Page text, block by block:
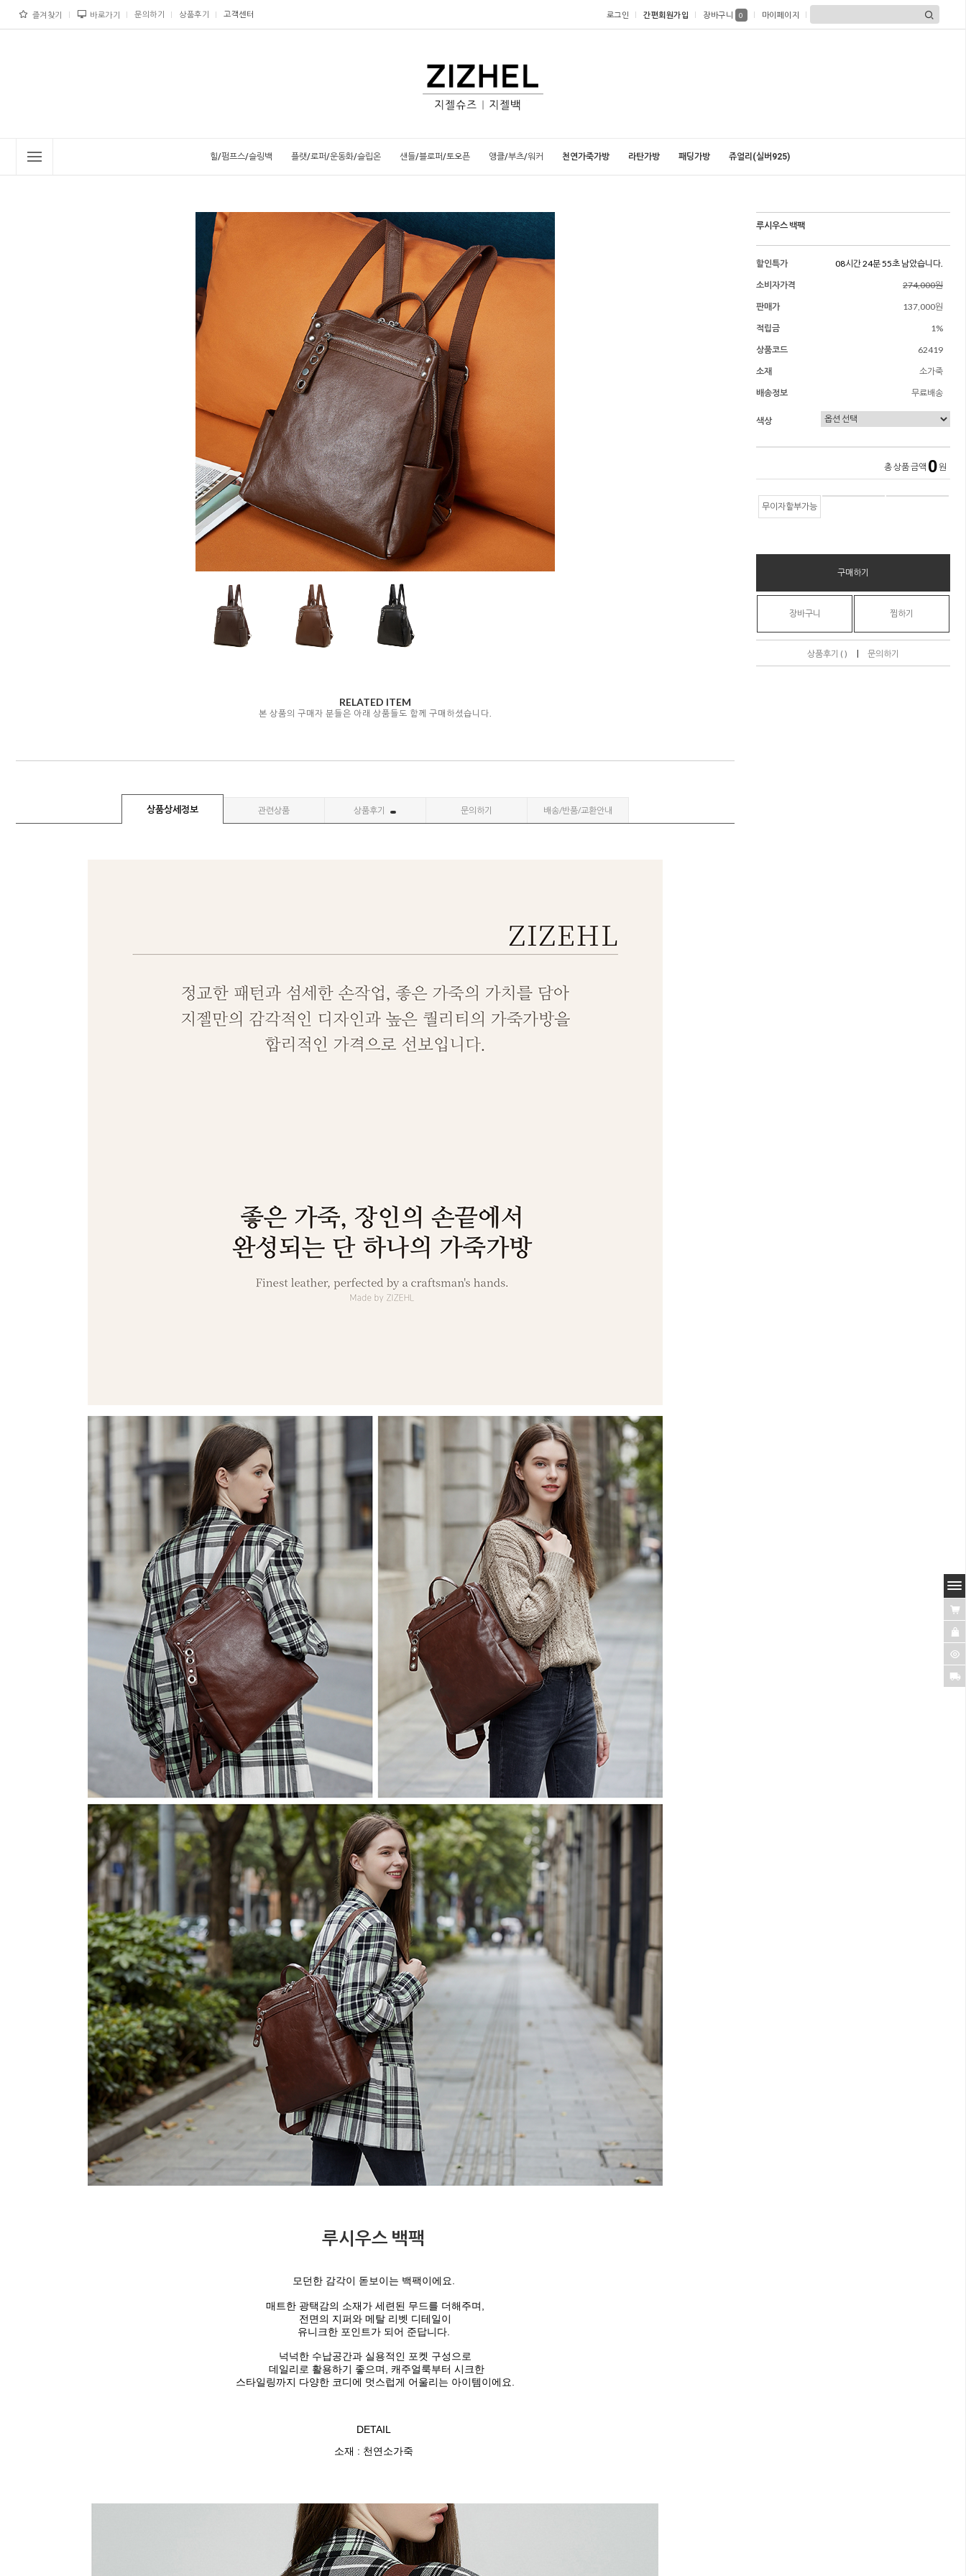
즐겨찾기 바로가기 문의하기 상품후기 고객센터 로그인 간편회원가입 장바구니 0 마이페이지
힐/펌프스/슬링백 플랫/로퍼/운동화/슬립온 샌들/블로퍼/토오픈 앵클/부츠/워커 천연가죽가방 라탄가방 패딩가방 쥬얼리(실버925)
RELATED ITEM
본 상품의 구매자 분들은 아래 상품들도 함께 구매하셨습니다.
상품상세정보 관련상품 상품후기 문의하기 배송/반품/교환안내
루시우스 백팩
모던한 감각이 돋보이는 백팩이에요.
매트한 광택감의 소재가 세련된 무드를 더해주며,
전면의 지퍼와 메탈 리벳 디테일이
유니크한 포인트가 되어 준답니다.
넉넉한 수납공간과 실용적인 포켓 구성으로
데일리로 활용하기 좋으며, 캐주얼룩부터 시크한
스타일링까지 다양한 코디에 멋스럽게 어울리는 아이템이에요.
DETAIL
소재 : 천연소가죽
루시우스 백팩
할인특가
08시간 24분 53초 남았습니다.
소비자가격
274,000원
판매가
137,000원
적립금
1%
상품코드
62419
소재
소가죽
배송정보
무료배송
색상
총 상품 금액 0 원
무이자할부가능
구매하기
장바구니 찜하기
상품후기 ( ) | 문의하기